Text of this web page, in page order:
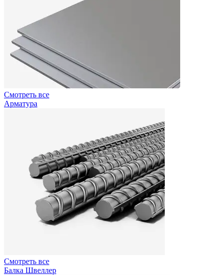
Смотреть все
Арматура
Смотреть все
Балка Швеллер